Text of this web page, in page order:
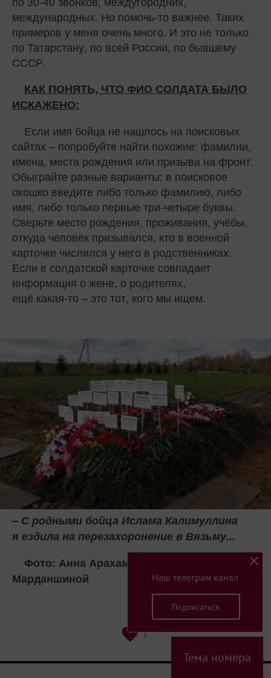
международных. Но помочь-то важнее. Таких
примеров у меня очень много. И это не только
по Татарстану, по всей России, по бывшему
СССР.
КАК ПОНЯТЬ, ЧТО ФИО СОЛДАТА БЫЛО
ИСКАЖЕНО:
Если имя бойца не нашлось на поисковых
сайтах – попробуйте найти похожие: фамилии,
имена, места рождения или призыва на фронт.
Обыграйте разные варианты: в поисковое
окошко введите либо только фамилию, либо
имя, либо только первые три-четыре буквы.
Сверьте место рождения, проживания, учёбы,
откуда человек призывался, кто в военной
карточке числился у него в родственниках.
Если в солдатской карточке совпадает
информация о жене, о родителях,
ещё какая‑то – это тот, кого мы ищем.
– С родными бойца Ислама Калимуллина
я ездила на перезахоронение в Вязьму...
Фото: Анна Арахамия, из архива Хатиры
Марданшиной
1
Тема номера
Наш телеграм канал
Подписаться